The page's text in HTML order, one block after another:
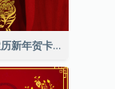
金虎插图农历新年贺卡